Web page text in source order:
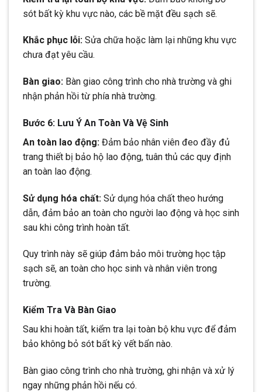
sót bất kỳ khu vực nào, các bề mặt đều sạch sẽ.
Khắc phục lỗi: Sửa chữa hoặc làm lại những khu vực
chưa đạt yêu cầu.
Bàn giao: Bàn giao công trình cho nhà trường và ghi
nhận phản hồi từ phía nhà trường.
Bước 6: Lưu Ý An Toàn Và Vệ Sinh
An toàn lao động: Đảm bảo nhân viên đeo đầy đủ
trang thiết bị bảo hộ lao động, tuân thủ các quy định
an toàn lao động.
Sử dụng hóa chất: Sử dụng hóa chất theo hướng
dẫn, đảm bảo an toàn cho người lao động và học sinh
sau khi công trình hoàn tất.
Quy trình này sẽ giúp đảm bảo môi trường học tập
sạch sẽ, an toàn cho học sinh và nhân viên trong
trường.
Kiểm Tra Và Bàn Giao
Sau khi hoàn tất, kiểm tra lại toàn bộ khu vực để đảm
bảo không bỏ sót bất kỳ vết bẩn nào.
Bàn giao công trình cho nhà trường, ghi nhận và xử lý
ngay những phản hồi nếu có.